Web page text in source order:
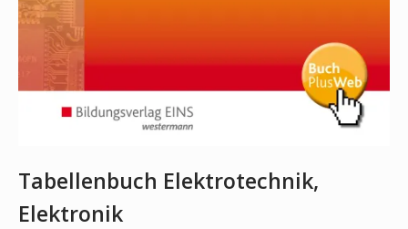
Tabellenbuch Elektrotechnik,
Elektronik